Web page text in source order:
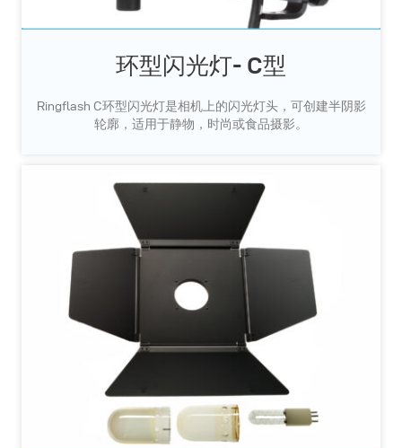
环型闪光灯- C型
Ringflash C环型闪光灯是相机上的闪光灯头，可创建半阴影
轮廓，适用于静物，时尚或食品摄影。